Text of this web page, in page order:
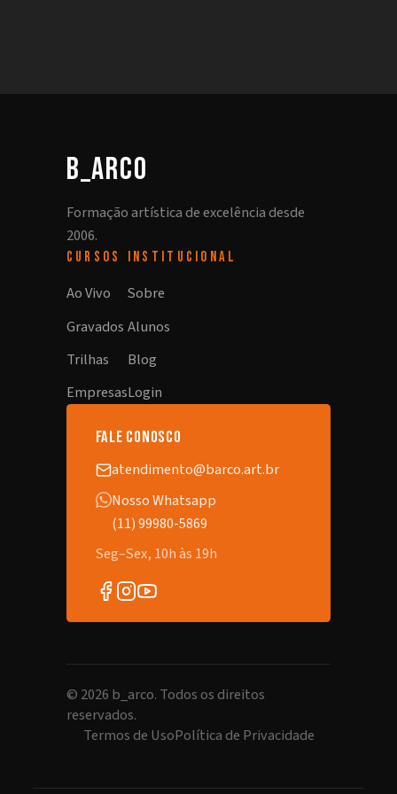
b_arco
Formação artística de excelência desde
2006.
CURSOS
Ao Vivo
Gravados
Trilhas
Empresas
INSTITUCIONAL
Sobre
Alunos
Blog
Login
fale conosco
atendimento@barco.art.br
Nosso Whatsapp
(11) 99980-5869
Seg–Sex, 10h às 19h
© 2026 b_arco. Todos os direitos
reservados.
Termos de UsoPolítica de Privacidade